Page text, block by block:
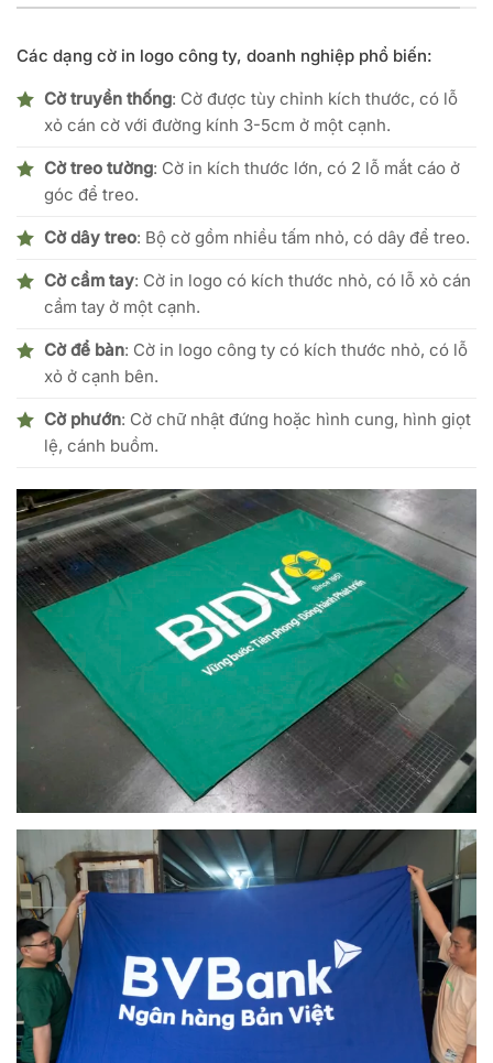
Các dạng cờ in logo công ty, doanh nghiệp phổ biến:
Cờ truyền thống: Cờ được tùy chỉnh kích thước, có lỗ
xỏ cán cờ với đường kính 3-5cm ở một cạnh.
Cờ treo tường: Cờ in kích thước lớn, có 2 lỗ mắt cáo ở
góc để treo.
Cờ dây treo: Bộ cờ gồm nhiều tấm nhỏ, có dây để treo.
Cờ cầm tay: Cờ in logo có kích thước nhỏ, có lỗ xỏ cán
cầm tay ở một cạnh.
Cờ để bàn: Cờ in logo công ty có kích thước nhỏ, có lỗ
xỏ ở cạnh bên.
Cờ phướn: Cờ chữ nhật đứng hoặc hình cung, hình giọt
lệ, cánh buồm.
Dịch vụ in cờ được nhiều công ty, tập đoàn tin tưởng lựa